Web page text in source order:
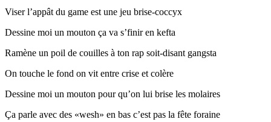
Viser l’appât du game est une jeu brise-coccyx
Dessine moi un mouton ça va s’finir en kefta
Ramène un poil de couilles à ton rap soit-disant gangsta
On touche le fond on vit entre crise et colère
Dessine moi un mouton pour qu’on lui brise les molaires
Ça parle avec des «wesh» en bas c’est pas la fête foraine